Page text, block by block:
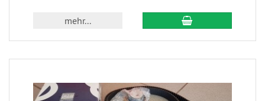
mehr...